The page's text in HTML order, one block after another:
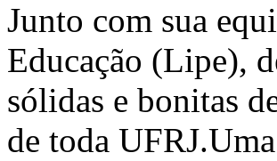
Junto com sua
Educação (Lipe),
sólidas e bonitas
de toda